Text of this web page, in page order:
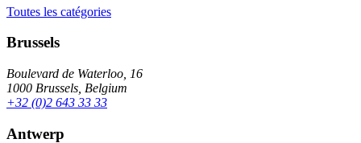
Toutes les catégories
Brussels
Boulevard de Waterloo, 16
1000 Brussels, Belgium
+32 (0)2 643 33 33
Antwerp